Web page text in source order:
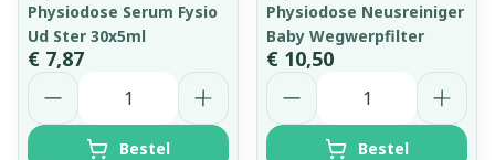
Physiodose Serum Fysio
Ud Ster 30x5ml
€ 7,87
Aantal
Bestel
Physiodose Neusreiniger
Baby Wegwerpfilter
€ 10,50
Aantal
Bestel